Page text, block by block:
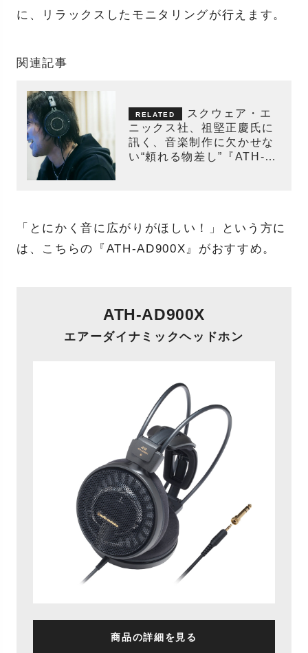
に、リラックスしたモニタリングが行えます。
関連記事
スクウェア・エ
ニックス社、祖堅正慶氏に
訊く、音楽制作に欠かせな
い“頼れる物差し”『ATH-
「とにかく音に広がりがほしい！」という方に
は、こちらの『ATH-AD900X』がおすすめ。
ATH-AD900X
エアーダイナミックヘッドホン
商品の詳細を見る